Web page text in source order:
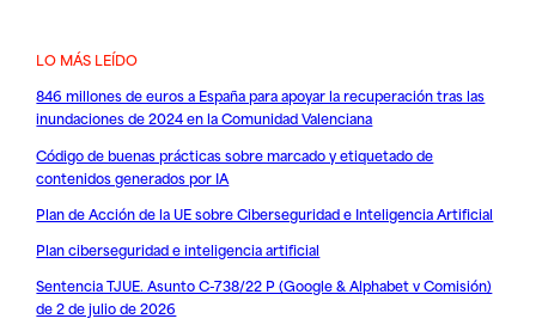
LO MÁS LEÍDO
846 millones de euros a España para apoyar la recuperación tras las
inundaciones de 2024 en la Comunidad Valenciana
Código de buenas prácticas sobre marcado y etiquetado de
contenidos generados por IA
Plan de Acción de la UE sobre Ciberseguridad e Inteligencia Artificial
Plan ciberseguridad e inteligencia artificial
Sentencia TJUE. Asunto C-738/22 P (Google & Alphabet v Comisión)
de 2 de julio de 2026